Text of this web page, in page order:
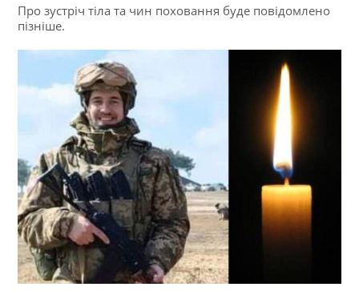
Про зустріч тіла та чин поховання буде повідомлено
пізніше.